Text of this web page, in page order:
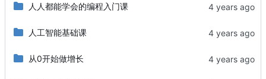
人人都能学会的编程入门课
人工智能基础课
从0开始做增长